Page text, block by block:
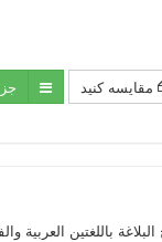
مقایسه کنید